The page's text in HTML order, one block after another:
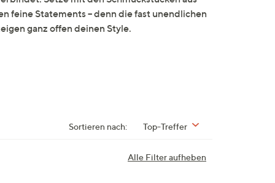
feine Statements – denn die fast unendlichen
ganz offen deinen Style.
Sortieren nach: Top-Treffer
Alle Filter aufheben